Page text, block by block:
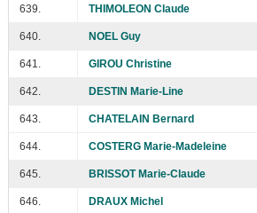
639. THIMOLEON Claude
640. NOEL Guy
641. GIROU Christine
642. DESTIN Marie-Line
643. CHATELAIN Bernard
644. COSTERG Marie-Madeleine
645. BRISSOT Marie-Claude
646. DRAUX Michel